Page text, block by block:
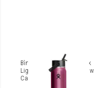
Bình giữ nhiệt Hydro Flask
Lightweight Wide Flex Straw
Cap 32 OZ (946 ml)